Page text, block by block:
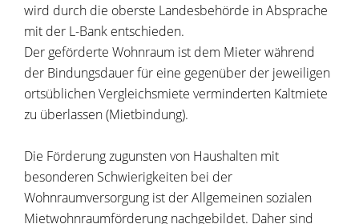
wird durch die oberste Landesbehörde in Absprache
mit der L-Bank entschieden.
Der geförderte Wohnraum ist dem Mieter während
der Bindungsdauer für eine gegenüber der jeweiligen
ortsüblichen Vergleichsmiete verminderten Kaltmiete
zu überlassen (Mietbindung).
Die Förderung zugunsten von Haushalten mit
besonderen Schwierigkeiten bei der
Wohnraumversorgung ist der Allgemeinen sozialen
Mietwohnraumförderung nachgebildet. Daher sind